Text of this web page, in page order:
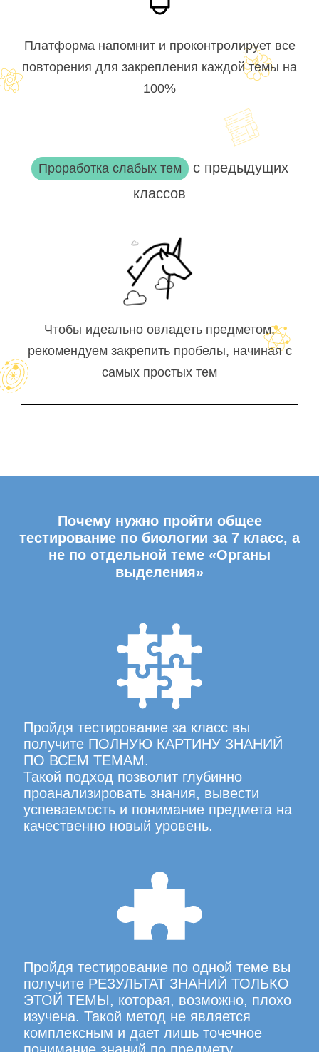
Платформа напомнит и проконтролирует все
повторения для закрепления каждой темы на
100%
Проработка слабых тем с предыдущих
классов
Чтобы идеально овладеть предметом,
рекомендуем закрепить пробелы, начиная с
самых простых тем
Почему нужно пройти общее
тестирование по биологии за 7 класс, а
не по отдельной теме «Органы
выделения»
Пройдя тестирование за класс вы
получите ПОЛНУЮ КАРТИНУ ЗНАНИЙ
ПО ВСЕМ ТЕМАМ.
Такой подход позволит глубинно
проанализировать знания, вывести
успеваемость и понимание предмета на
качественно новый уровень.
Пройдя тестирование по одной теме вы
получите РЕЗУЛЬТАТ ЗНАНИЙ ТОЛЬКО
ЭТОЙ ТЕМЫ, которая, возможно, плохо
изучена. Такой метод не является
комплексным и дает лишь точечное